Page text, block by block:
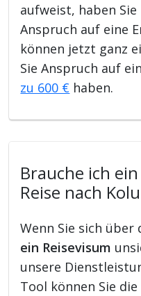
aufweist, haben
Anspruch auf eine
können jetzt ganz
Sie Anspruch auf
zu 600 € haben.
Brauche ich
Reise nach
Wenn Sie sich über
ein Reisevisum
unsere
Tool können Sie